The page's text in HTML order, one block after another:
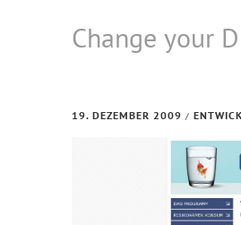
Change your
19. DEZEMBER 2009 /